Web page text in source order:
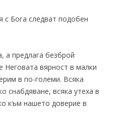
Бога следват подобен
а предлага безброй
вярност в малки
в по-големи. Всяка
снабдяване, всяка утеха в
към нашето доверие в